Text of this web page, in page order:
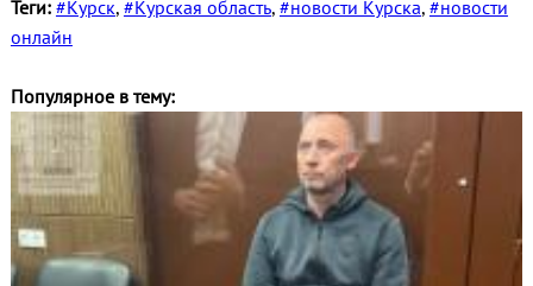
Теги: #Курск, #Курская область, #новости Курска, #новости
онлайн
Популярное в тему: